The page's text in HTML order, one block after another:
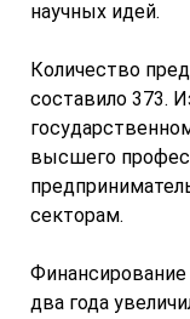
научных идей.
Количество
составило 373.
высшего
секторам.
два года